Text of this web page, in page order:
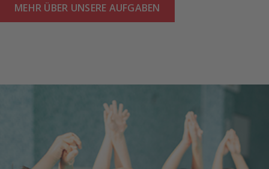
MEHR ÜBER UNSERE AUFGABEN